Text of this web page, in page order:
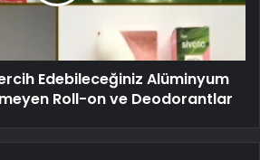
Edebileceğiniz Alüminyum
Roll-on ve Deodorantlar